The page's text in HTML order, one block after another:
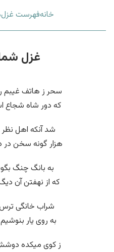
خانهفهرست
غزل
سحر ز هاتف غیبم
که دور شاه شجاع
شد آنکه اهل نظر
هزار گونه سخن
به بانگ چنگ
که از نهفتن آن
شراب خانگی
به روی یار
ز کوی میکده